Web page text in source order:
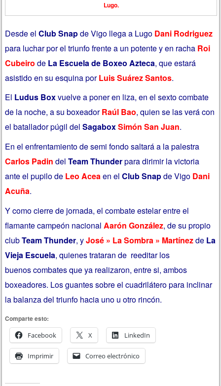
Lugo.
Desde elClub Snapde Vigo llega a Lugo Dani Rodriguez
para luchar por el triunfo frente a un potente y en racha Roi
Cubeirode La Escuela de Boxeo Azteca, que estará
asistido en su esquina porLuis Suárez Santos.
El Ludus Boxvuelve a poner en liza, en el sexto combate
de la noche, a su boxeadorRaúl Bao, quien se las verá con
el batallador púgil delSagaboxSimón San Juan.
En el enfrentamiento de semi fondo saltará a la palestra
Carlos Padin delTeam Thunderpara dirimir la victoria
ante el pupilo de Leo Aceaen elClub Snapde Vigo Dani
Acuña.
Y como cierre de jornada, el combate estelar entre el
flamante campeón nacional Aarón González, de su propio
clubTeam Thunder, yJosé » La Sombra » Martínezde La
Vieja Escuela, quienes trataran de reeditar los
buenos combates que ya realizaron, entre si, ambos
boxeadores. Los guantes sobre el cuadrilátero para inclinar
la balanza del triunfo hacia uno u otro rincón.
Comparte esto:
Facebook
X LinkedIn
Imprimir Correo electrónico